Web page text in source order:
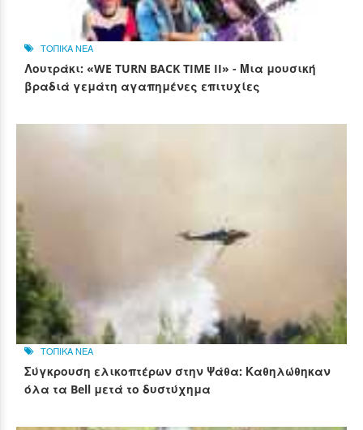
ΤΟΠΙΚΑ ΝΕΑ
Λουτράκι: «WE TURN BACK TIME II» - Μια μουσική
βραδιά γεμάτη αγαπημένες επιτυχίες
ΤΟΠΙΚΑ ΝΕΑ
Σύγκρουση ελικοπτέρων στην Ψάθα: Καθηλώθηκαν
όλα τα Bell μετά το δυστύχημα